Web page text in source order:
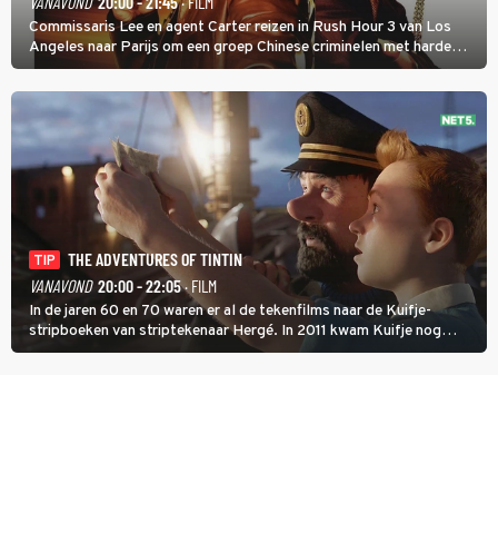
Commissaris Lee en agent Carter reizen in Rush Hour 3 van Los
Angeles naar Parijs om een groep Chinese criminelen met harde
hand aan te pakken.
TIP
THE ADVENTURES OF TINTIN
VANAVOND 20:00 - 22:05· FILM
In de jaren 60 en 70 waren er al de tekenfilms naar de Kuifje-
stripboeken van striptekenaar Hergé. In 2011 kwam Kuifje nog
meer tot leven in The Adventures of Tintin van Steven Spielberg.